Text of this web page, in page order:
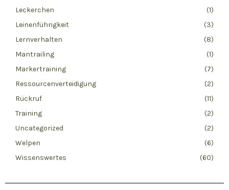
Leckerchen
(1)
Leinenführigkeit
(3)
Lernverhalten
(8)
Mantrailing
(1)
Markertraining
(7)
Ressourcenverteidigung
(2)
Rückruf
(11)
Training
(2)
Uncategorized
(2)
Welpen
(6)
Wissenswertes
(60)